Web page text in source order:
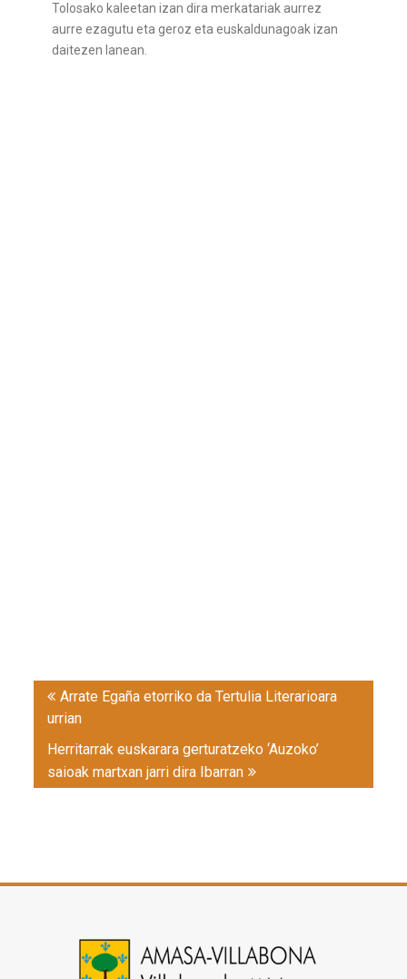
Tolosako kaleetan izan dira merkatariak aurrez
aurre ezagutu eta geroz eta euskaldunagoak izan
daitezen lanean.
Post
navigation
Arrate Egaña etorriko da Tertulia Literarioara
urrian
Herritarrak euskarara gerturatzeko ‘Auzoko’
saioak martxan jarri dira Ibarran